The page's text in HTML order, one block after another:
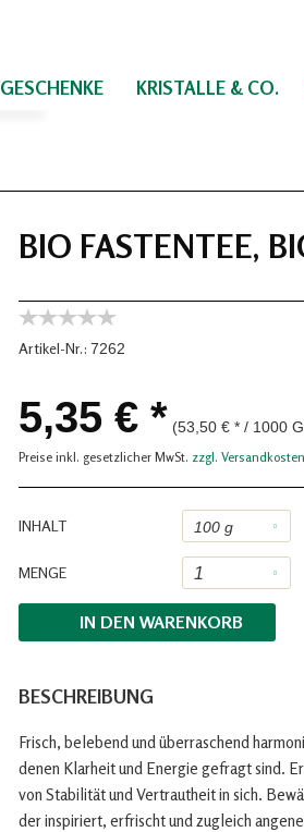
GESCHENKE KRISTALLE & CO.
BIO FASTENTEE,
Artikel-Nr.: 7262
5,35 € * (53,50 € * / 1000
Preise inkl. gesetzlicher MwSt. zzgl. Versandkosten
INHALT
MENGE
IN DEN WARENKORB
BESCHREIBUNG
Frisch, belebend und überraschend
denen Klarheit und Energie gefragt sind.
von Stabilität und Vertrautheit in sich.
der inspiriert, erfrischt und zugleich